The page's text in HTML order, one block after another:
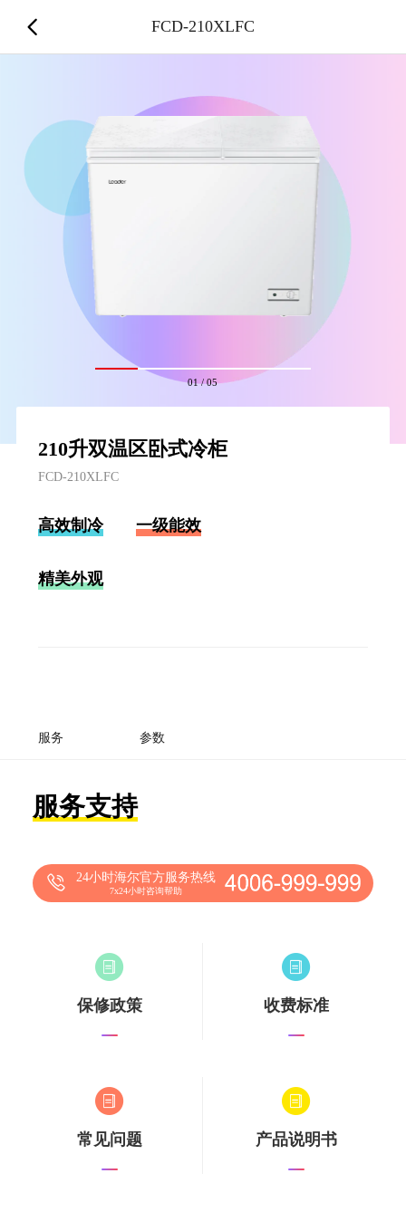
01/05
210升双温区卧式冷柜
FCD-210XLFC
高效制冷 一级能效
精美外观
服务 参数
服务支持
24小时海尔官方服务热线
7x24小时咨询帮助
保修政策 收费标准
常见问题 产品说明书
FCD-210XLFC